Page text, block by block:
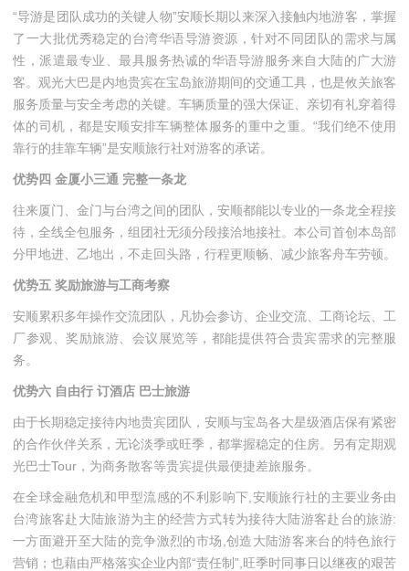
“导游是团队成功的关键人物”安顺长期以来深入接触内地游客，掌握
了一大批优秀稳定的台湾华语导游资源，针对不同团队的需求与属
性，派遣最专业、最具服务热诚的华语导游服务来自大陆的广大游
客。观光大巴是内地贵宾在宝岛旅游期间的交通工具，也是攸关旅客
服务质量与安全考虑的关键。车辆质量的强大保证、亲切有礼穿着得
体的司机，都是安顺安排车辆整体服务的重中之重。“我们绝不使用
靠行的挂靠车辆”是安顺旅行社对游客的承诺。
优势四 金厦小三通 完整一条龙
往来厦门、金门与台湾之间的团队，安顺都能以专业的一条龙全程接
待，全线全包服务，组团社无须分段接洽地接社。本公司首创本岛部
分甲地进、乙地出，不走回头路，行程更顺畅、减少旅客舟车劳顿。
优势五 奖励旅游与工商考察
安顺累积多年操作交流团队，凡协会参访、企业交流、工商论坛、工
厂参观、奖励旅游、会议展览等，都能提供符合贵宾需求的完整服
务。
优势六 自由行 订酒店 巴士旅游
由于长期稳定接待内地贵宾团队，安顺与宝岛各大星级酒店保有紧密
的合作伙伴关系，无论淡季或旺季，都掌握稳定的住房。另有定期观
光巴士Tour，为商务散客等贵宾提供最便捷差旅服务。
在全球金融危机和甲型流感的不利影响下,安顺旅行社的主要业务由
台湾旅客赴大陆旅游为主的经营方式转为接待大陆游客赴台的旅游:
一方面避开至大陆的竞争激烈的市场,创造大陆游客来台的特色旅行
营销；也藉由严格落实企业内部“责任制”,旺季时同事日以继夜的艰苦